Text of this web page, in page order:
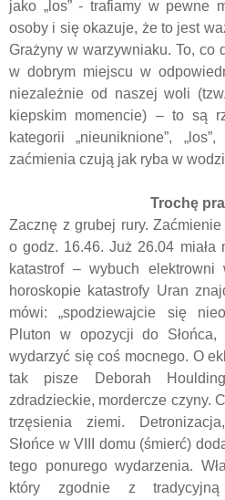
jako „los” - trafiamy w pewne
osoby i się okazuje, że to jest
Grażyny w warzywniaku. To, co
w dobrym miejscu w
niezależnie od naszej woli
kiepskim momencie) – to są
kategorii „nieuniknione”,
zaćmienia czują jak ryba w
Trochę
Zacznę z grubej rury.
o godz. 16.46. Już 26.04 miała
katastrof – wybuch
horoskopie katastrofy Uran
mówi: „spodziewajcie się
Pluton w opozycji do
wydarzyć się coś mocnego. O
tak pisze Deborah
zdradzieckie, mordercze czyny.
trzęsienia ziemi.
Słońce w VIII domu (śmierć)
tego ponurego wydarzenia.
który zgodnie z tradycyjną